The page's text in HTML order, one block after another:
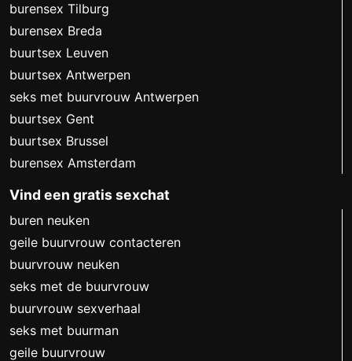
burensex Tilburg
burensex Breda
buurtsex Leuven
buurtsex Antwerpen
seks met buurvrouw Antwerpen
buurtsex Gent
buurtsex Brussel
burensex Amsterdam
Vind een gratis sexchat
buren neuken
geile buurvrouw contacteren
buurvrouw neuken
seks met de buurvrouw
buurvrouw sexverhaal
seks met buurman
geile buurvrouw